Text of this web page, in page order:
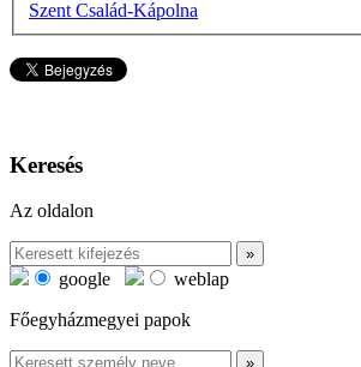
Szent Család-Kápolna
Keresés
Az oldalon
google
weblap
Főegyházmegyei papok